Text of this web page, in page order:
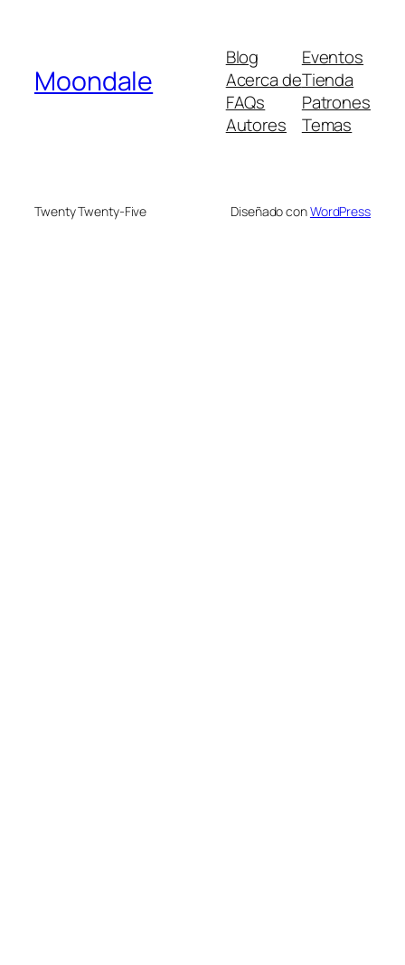
Moondale
Blog
Acerca de
FAQs
Autores
Eventos
Tienda
Patrones
Temas
Twenty Twenty-Five Diseñado conWordPress